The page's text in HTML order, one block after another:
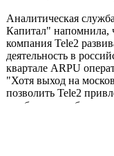
Аналитическая
Капитал" напомнила,
компания Tele2
деятельность в
квартале ARPU
"Хотя выход на
позволить Tele2
прибыльных